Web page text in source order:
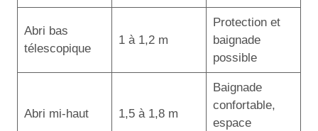
Abri bas
télescopique
1 à 1,2 m
Protection et
baignade
possible
Abri mi-haut 1,5 à 1,8 m
Baignade
confortable,
espace